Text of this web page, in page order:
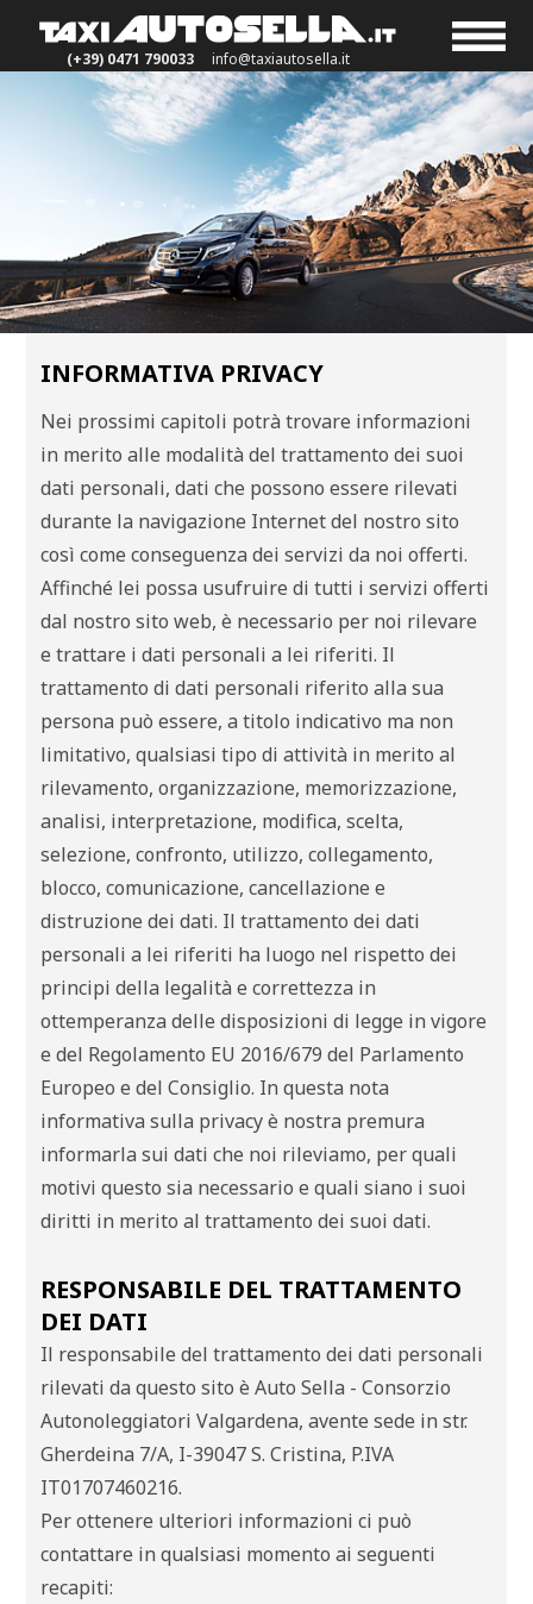
(+39) 0471 790033 info@taxiautosella.it
INFORMATIVA PRIVACY
Nei prossimi capitoli potrà trovare informazioni
in merito alle modalità del trattamento dei suoi
dati personali, dati che possono essere rilevati
durante la navigazione Internet del nostro sito
così come conseguenza dei servizi da noi offerti.
Affinché lei possa usufruire di tutti i servizi offerti
dal nostro sito web, è necessario per noi rilevare
e trattare i dati personali a lei riferiti. Il
trattamento di dati personali riferito alla sua
persona può essere, a titolo indicativo ma non
limitativo, qualsiasi tipo di attività in merito al
rilevamento, organizzazione, memorizzazione,
analisi, interpretazione, modifica, scelta,
selezione, confronto, utilizzo, collegamento,
blocco, comunicazione, cancellazione e
distruzione dei dati. Il trattamento dei dati
personali a lei riferiti ha luogo nel rispetto dei
principi della legalità e correttezza in
ottemperanza delle disposizioni di legge in vigore
e del Regolamento EU 2016/679 del Parlamento
Europeo e del Consiglio. In questa nota
informativa sulla privacy è nostra premura
informarla sui dati che noi rileviamo, per quali
motivi questo sia necessario e quali siano i suoi
diritti in merito al trattamento dei suoi dati.
RESPONSABILE DEL TRATTAMENTO
DEI DATI
Il responsabile del trattamento dei dati personali
rilevati da questo sito è Auto Sella - Consorzio
Autonoleggiatori Valgardena, avente sede in str.
Gherdeina 7/A, I-39047 S. Cristina, P.IVA
IT01707460216.
Per ottenere ulteriori informazioni ci può
contattare in qualsiasi momento ai seguenti
recapiti: